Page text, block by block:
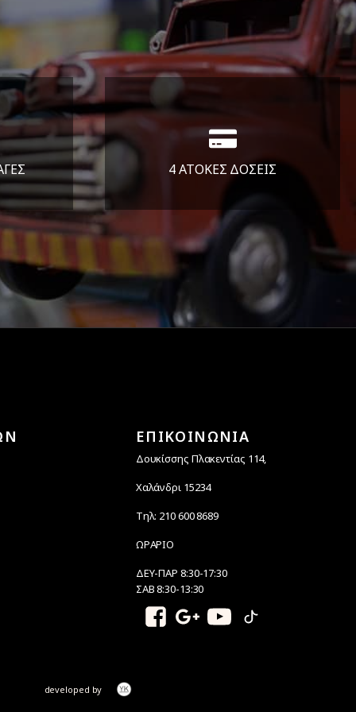
4 ΑΤΟΚΕΣ ΔΟΣΕΙΣ
Υποστηρίζουμε μέχρι και 4
άτοκες δόσεις
ΕΠΙΚΟΙΝΩΝΙΑ
Δουκίσσης Πλακεντίας 114,
Χαλάνδρι 15234
Τηλ: 210 600 8689
ΩΡΑΡΙΟ
ΔΕΥ-ΠΑΡ 8:30-17:30
ΣΑΒ 8:30-13:30
developed by